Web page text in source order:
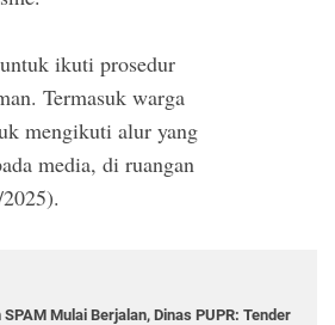
ikuti prosedur
Termasuk warga
mengikuti alur yang
media, di ruangan
Mulai Berjalan, Dinas PUPR: Tender